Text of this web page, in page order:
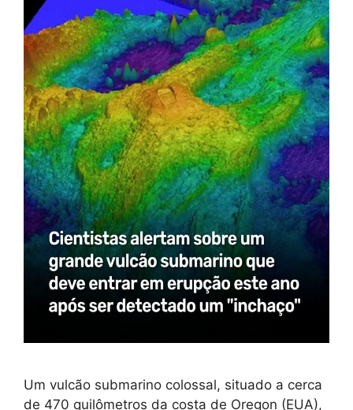
Um vulcão submarino colossal, situado a cerca
de 470 quilômetros da costa de Oregon (EUA),